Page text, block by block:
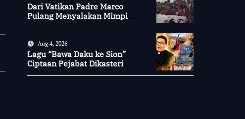
Dari Vatikan Padre Marco
Pulang Menyalakan Mimpi
Aug 4, 2026
Lagu “Bawa Daku ke Sion”
Ciptaan Pejabat Dikasteri